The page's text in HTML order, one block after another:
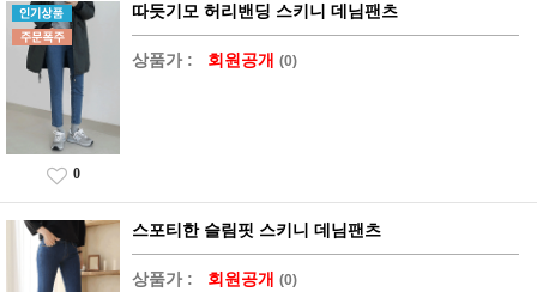
따듯기모 허리밴딩 스키니 데님팬츠
상품가 : 회원공개 (0)
0
스포티한 슬림핏 스키니 데님팬츠
상품가 : 회원공개 (0)